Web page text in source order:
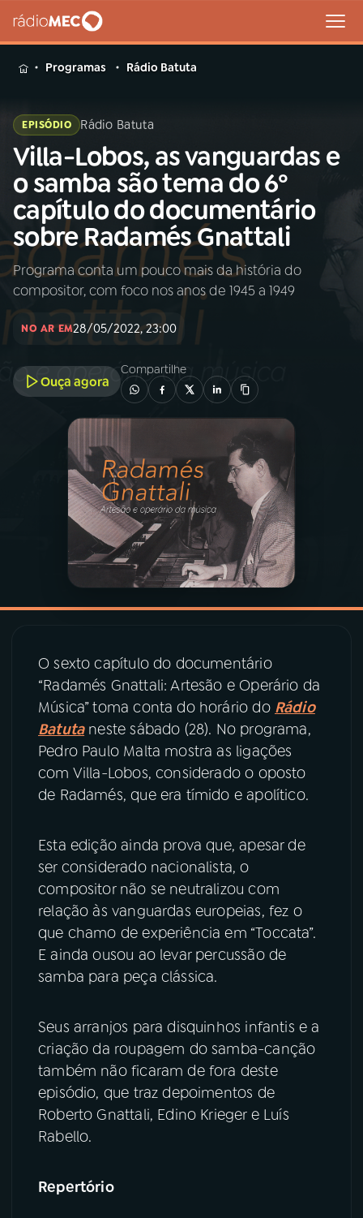
MENU
Buscar
na
Rádio
MEC
Buscar
Início AO VIVO
01INÍCIO
02 A RÁDIO
PROGRAMAÇÃO
PROGRAMAS
PODCASTS
VIDEOCASTS
08PRÊMIO RÁDIO MEC
ACOMPANHE A RÁDIO MEC
Facebook
Instagram X
TikTok
Programas Rádio Batuta
EPISÓDIO Rádio Batuta
Villa-Lobos, as vanguardas e
o samba são tema do 6º
capítulo do documentário
sobre Radamés Gnattali
Programa conta um pouco mais da história do
compositor, com foco nos anos de 1945 a 1949
NO AR EM28/05/2022, 23:00
Ouça agora
Compartilhe
O sexto capítulo do documentário
“Radamés Gnattali: Artesão e Operário da
Música” toma conta do horário do Rádio
Batutaneste sábado (28). No programa,
Pedro Paulo Malta mostra as ligações
com Villa-Lobos, considerado o oposto
de Radamés, que era tímido e apolítico.
Esta edição ainda prova que, apesar de
ser considerado nacionalista, o
compositor não se neutralizou com
relação às vanguardas europeias, fez o
que chamo de experiência em “Toccata”.
E ainda ousou ao levar percussão de
samba para peça clássica.
Seus arranjos para disquinhos infantis e a
criação da roupagem do samba-canção
também não ficaram de fora deste
episódio, que traz depoimentos de
Roberto Gnattali, Edino Krieger e Luís
Rabello.
Repertório